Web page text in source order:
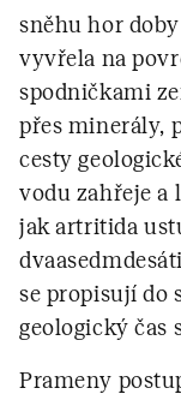
sněhu hor
vyvřela na
spodničkami
přes minerály,
cesty
vodu zahřeje a
jak artritida
se propisují do
geologický čas
Prameny